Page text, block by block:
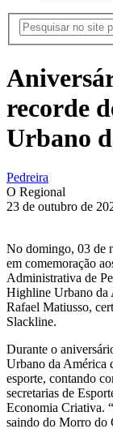
recorde
Urbano
Pedreira
O Regional
23 de outubro de
No domingo, 03 de
em comemoração
Administrativa de
Highline Urbano da
Rafael Matiusso,
Slackline.
Durante o
Urbano da América
esporte, contando
secretarias de
Economia Criativa.
saindo do Morro do